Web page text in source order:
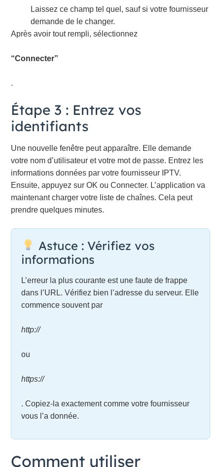
Laissez ce champ tel quel, sauf si votre fournisseur
demande de le changer.
Après avoir tout rempli, sélectionnez
“Connecter”
.
Étape 3 : Entrez vos
identifiants
Une nouvelle fenêtre peut apparaître. Elle demande
votre nom d’utilisateur et votre mot de passe. Entrez les
informations données par votre fournisseur IPTV.
Ensuite, appuyez sur OK ou Connecter. L’application va
maintenant charger votre liste de chaînes. Cela peut
prendre quelques minutes.
Astuce : Vérifiez vos
informations
L’erreur la plus courante est une faute de frappe
dans l’URL. Vérifiez bien l’adresse du serveur. Elle
commence souvent par
http://
ou
https://
. Copiez-la exactement comme votre fournisseur
vous l’a donnée.
Comment utiliser